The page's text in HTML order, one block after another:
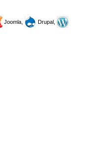
Joomla,
Drupal,